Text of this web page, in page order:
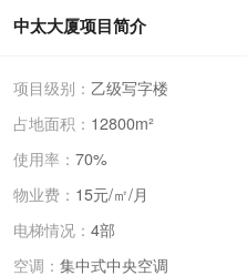
中太大厦项目简介
项目级别： 乙级写字楼
占地面积： 12800m²
使用率： 70%
物业费： 15元/㎡/月
电梯情况： 4部
空调： 集中式中央空调